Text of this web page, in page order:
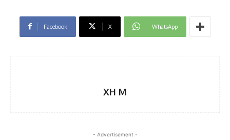
Facebook X WhatsApp
XH M
- Advertisement -